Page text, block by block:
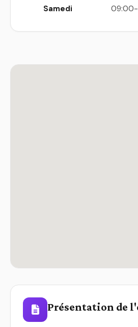
Samedi 09:00-
Présentation de